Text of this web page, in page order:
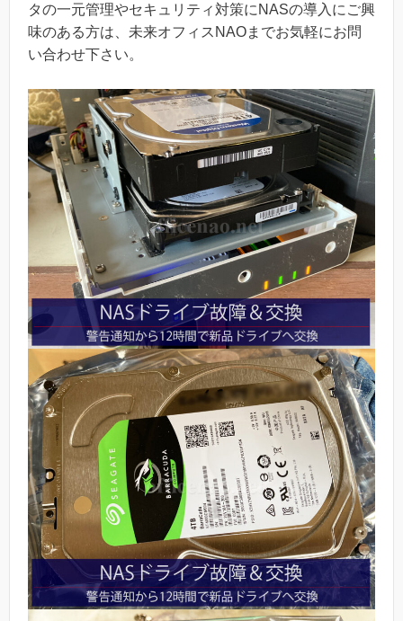
タの一元管理やセキュリティ対策にNASの導入にご興
味のある方は、未来オフィスNAOまでお気軽にお問
い合わせ下さい。